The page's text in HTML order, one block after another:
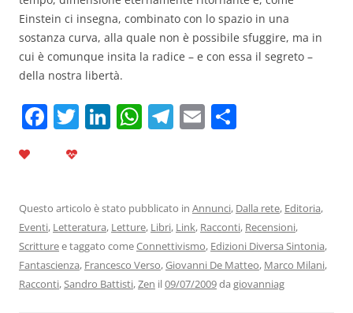
Einstein ci insegna, combinato con lo spazio in una
sostanza curva, alla quale non è possibile sfuggire, ma in
cui è comunque insita la radice – e con essa il segreto –
della nostra libertà.
F
b
o
o
k
T Li
dI
n
W
A
p
p
T
a
m
E
vi
di
Questo articolo è stato pubblicato in Annunci, Dalla rete, Editoria,
Eventi, Letteratura, Letture, Libri, Link, Racconti, Recensioni,
Scritturee taggato comeConnettivismo, Edizioni Diversa Sintonia,
Fantascienza, Francesco Verso,Giovanni De Matteo, Marco Milani,
Racconti,Sandro Battisti,Zen il09/07/2009da giovanniag